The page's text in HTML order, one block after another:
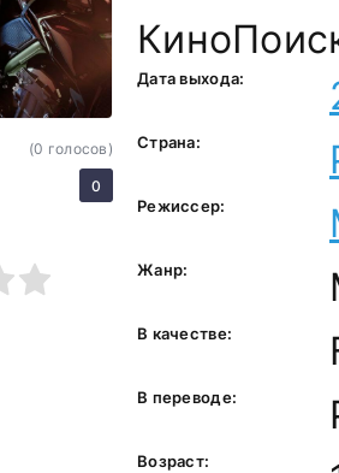
(0 голосов)
0
Дата выхода:
Страна:
Режиссер:
Жанр:
В качестве:
В переводе:
Возраст: